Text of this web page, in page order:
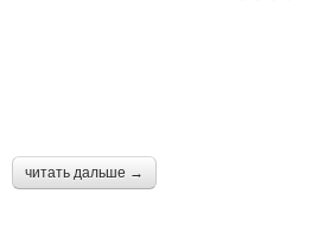
читать дальше →